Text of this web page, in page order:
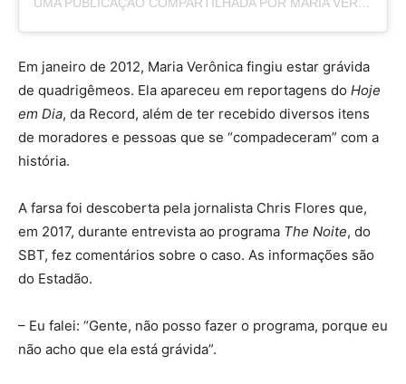
Em janeiro de 2012, Maria Verônica fingiu estar grávida
de quadrigêmeos. Ela apareceu em reportagens do Hoje
em Dia, da Record, além de ter recebido diversos itens
de moradores e pessoas que se “compadeceram” com a
história.
A farsa foi descoberta pela jornalista Chris Flores que,
em 2017, durante entrevista ao programa The Noite, do
SBT, fez comentários sobre o caso. As informações são
do Estadão.
– Eu falei: “Gente, não posso fazer o programa, porque eu
não acho que ela está grávida”.